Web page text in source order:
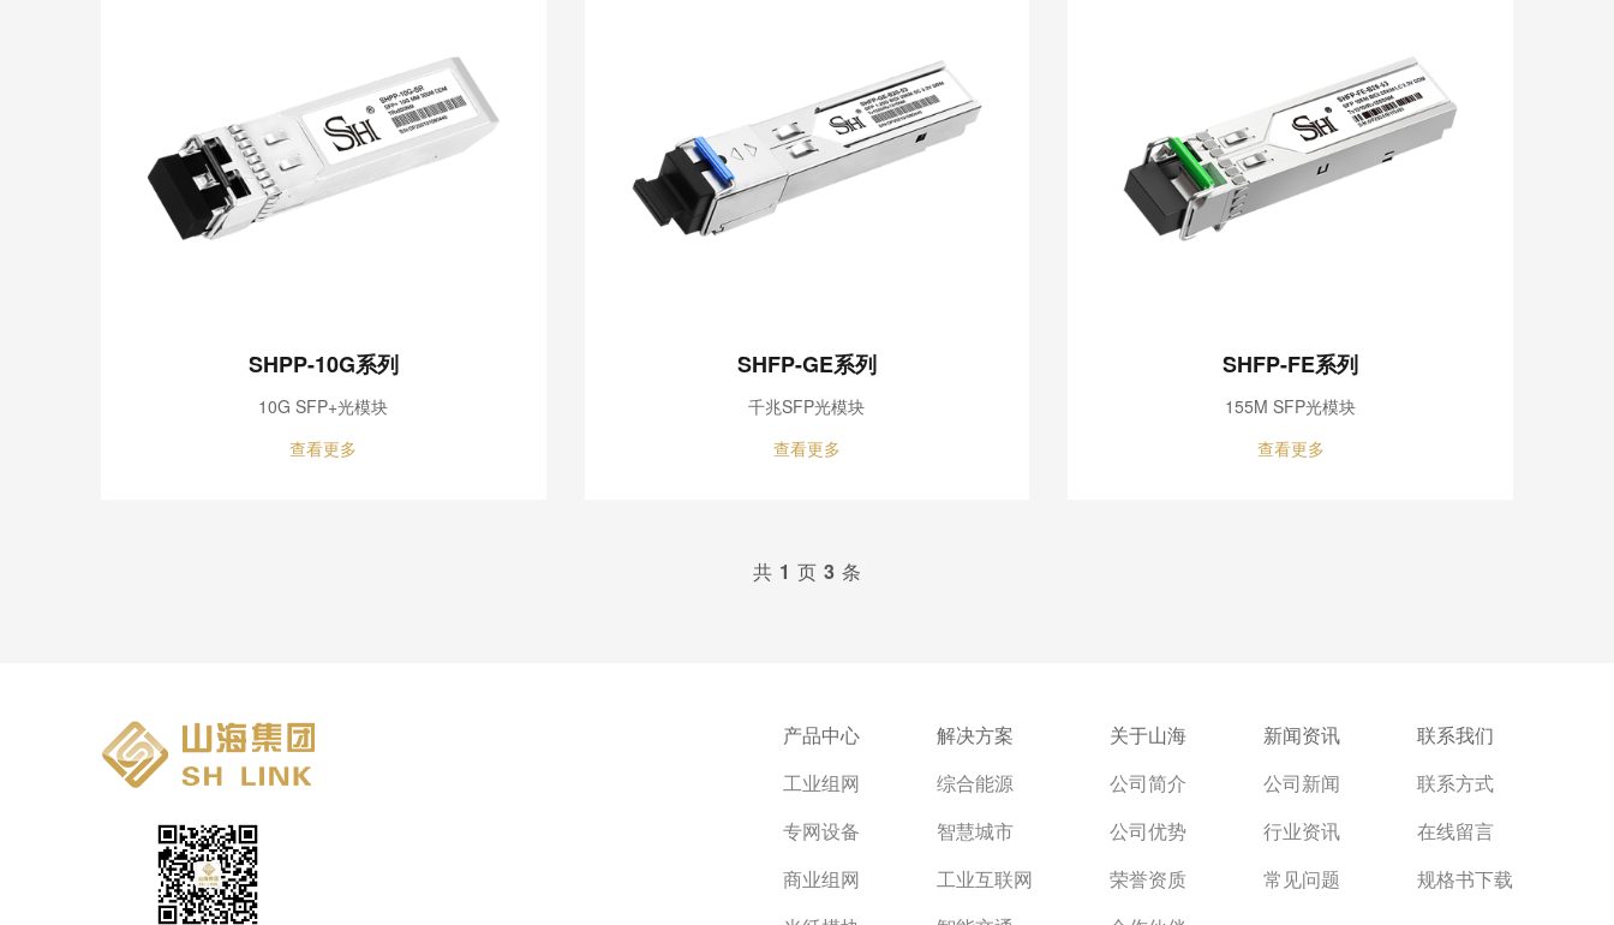
SHPP-10G系列
10G SFP+光模块
查看更多
SHFP-GE系列
千兆SFP光模块
查看更多
SHFP-FE系列
155M SFP光模块
查看更多
共 1 页 3 条
产品中心
工业组网
专网设备
商业组网
解决方案
综合能源
智慧城市
工业互联网
关于山海
公司简介
公司优势
荣誉资质
新闻资讯
公司新闻
行业资讯
常见问题
联系我们
联系方式
在线留言
规格书下载